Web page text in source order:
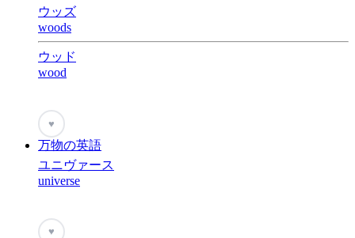
ウッズ
woods
ウッド
wood
♥
万物の英語
ユニヴァース
universe
♥